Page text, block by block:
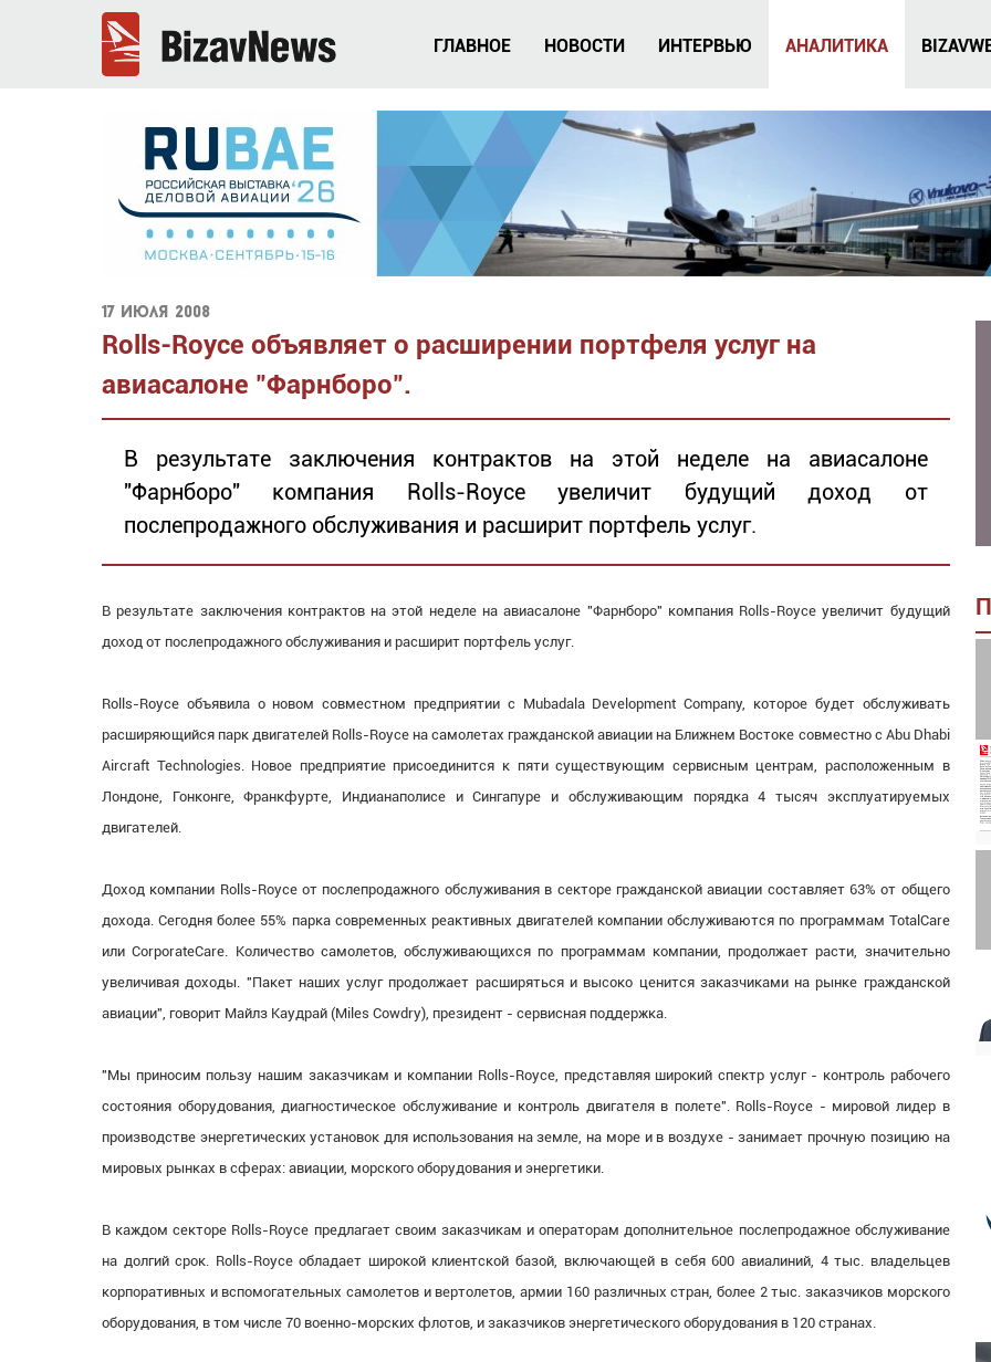
ГЛАВНОЕ НОВОСТИ ИНТЕРВЬЮ АНАЛИТИКА
17 июля 2008
Rolls-Royce объявляет о расширении портфеля услуг на
авиасалоне "Фарнборо".
В результате заключения контрактов на этой неделе на авиасалоне
"Фарнборо" компания Rolls-Royce увеличит будущий доход от
послепродажного обслуживания и расширит портфель услуг.
В результате заключения контрактов на этой неделе на авиасалоне "Фарнборо" компания Rolls-Royce увеличит будущий
доход от послепродажного обслуживания и расширит портфель услуг.
Rolls-Royce объявила о новом совместном предприятии с Mubadala Development Company, которое будет обслуживать
расширяющийся парк двигателей Rolls-Royce на самолетах гражданской авиации на Ближнем Востоке совместно с Abu Dhabi
Aircraft Technologies. Новое предприятие присоединится к пяти существующим сервисным центрам, расположенным в
Лондоне, Гонконге, Франкфурте, Индианаполисе и Сингапуре и обслуживающим порядка 4 тысяч эксплуатируемых
двигателей.
Доход компании Rolls-Royce от послепродажного обслуживания в секторе гражданской авиации составляет 63% от общего
дохода. Сегодня более 55% парка современных реактивных двигателей компании обслуживаются по программам TotalCare
или CorporateCare. Количество самолетов, обслуживающихся по программам компании, продолжает расти, значительно
увеличивая доходы. "Пакет наших услуг продолжает расширяться и высоко ценится заказчиками на рынке гражданской
авиации", говорит Майлз Каудрай (Miles Cowdry), президент - сервисная поддержка.
"Мы приносим пользу нашим заказчикам и компании Rolls-Royce, представляя широкий спектр услуг - контроль рабочего
состояния оборудования, диагностическое обслуживание и контроль двигателя в полете". Rolls-Royce - мировой лидер в
производстве энергетических установок для использования на земле, на море и в воздухе - занимает прочную позицию на
мировых рынках в сферах: авиации, морского оборудования и энергетики.
В каждом секторе Rolls-Royce предлагает своим заказчикам и операторам дополнительное послепродажное обслуживание
на долгий срок. Rolls-Royce обладает широкой клиентской базой, включающей в себя 600 авиалиний, 4 тыс. владельцев
корпоративных и вспомогательных самолетов и вертолетов, армии 160 различных стран, более 2 тыс. заказчиков морского
оборудования, в том числе 70 военно-морских флотов, и заказчиков энергетического оборудования в 120 странах.